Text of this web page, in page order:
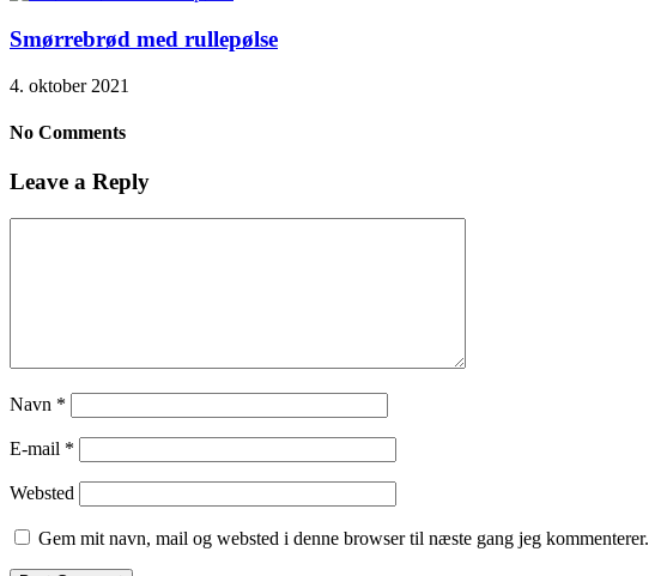
Smørrebrød med rullepølse
4. oktober 2021
No Comments
Leave a Reply
Navn *
E-mail *
Websted
Gem mit navn, mail og websted i denne browser til næste gang jeg kommenterer.